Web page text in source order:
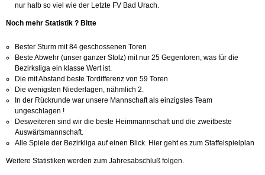
nur halb so viel wie der Letzte FV Bad Urach.
Noch mehr Statistik ? Bitte
Bester Sturm mit 84 geschossenen Toren
Beste Abwehr (unser ganzer Stolz) mit nur 25 Gegentoren, was für die
Bezirksliga ein klasse Wert ist.
Die mit Abstand beste Tordifferenz von 59 Toren
Die wenigsten Niederlagen, nähmlich 2.
In der Rückrunde war unsere Mannschaft als einzigstes Team
ungeschlagen !
Desweiteren sind wir die beste Heimmannschaft und die zweitbeste
Auswärtsmannschaft.
Alle Spiele der Bezirkliga auf einen Blick. Hier geht es zum Staffelspielplan
Weitere Statistiken werden zum Jahresabschluß folgen.